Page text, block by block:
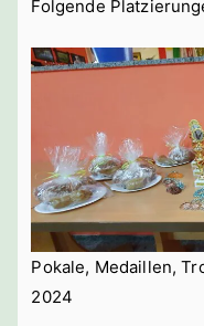
Folgende
Pokale, Medaillen,
2024